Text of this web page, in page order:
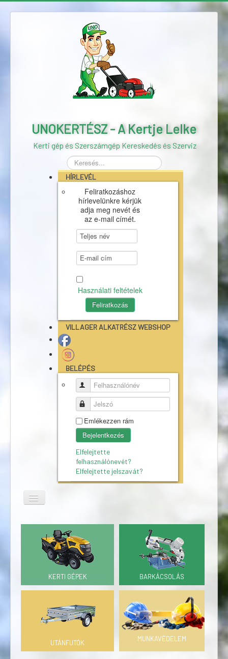
UNOKERTÉSZ - A Kertje Lelke
Kerti gép és Szerszámgép Kereskedés és Szerviz
Keresés...
HÍRLEVÉL
Feliratkozáshoz
hírlevelünkre kérjük
adja meg nevét és
az e-mail címét.
Használati feltételek
VILLAGER ALKATRÉSZ WEBSHOP
BELÉPÉS
Felhasználónév
Jelszó
Emlékezzen rám
Bejelentkezés
Elfelejtette
felhasználónevét?
Elfelejtette jelszavát?
KERTI GÉPEK BARKÁCSOLÁS
UTÁNFUTÓK
MUNKAVÉDELEM